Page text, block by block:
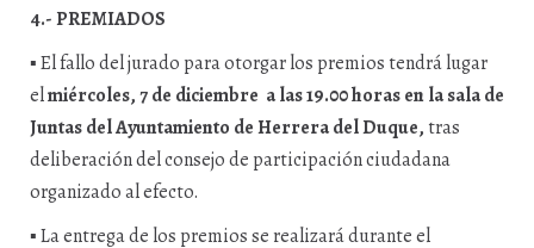
4.- PREMIADOS
▪El fallo del jurado para otorgar los premios tendrá lugar
elmiércoles, 7 de diciembre a las 19.00 horas en la sala de
Juntas del Ayuntamiento de Herrera del Duque, tras
deliberación del consejo de participación ciudadana
organizado al efecto.
▪La entrega de los premios se realizará durante el